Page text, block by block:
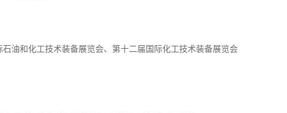
油和化工技术装备展览会、第十二届国际化工技术装备展览会